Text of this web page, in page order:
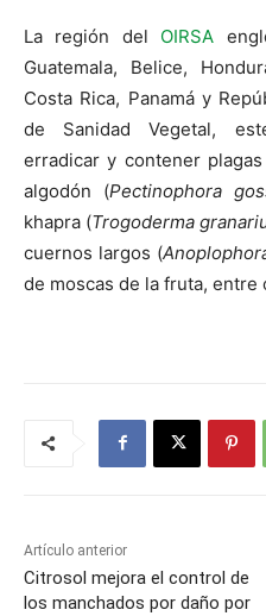
La región del OIRSA
Guatemala, Belice,
Costa Rica, Panamá y
de Sanidad Vegetal,
erradicar y contener
algodón (Pectinophora
khapra (Trogoderma
cuernos largos (
de moscas de la fruta, entre
Artículo anterior
Citrosol mejora el control de
los manchados por daño por